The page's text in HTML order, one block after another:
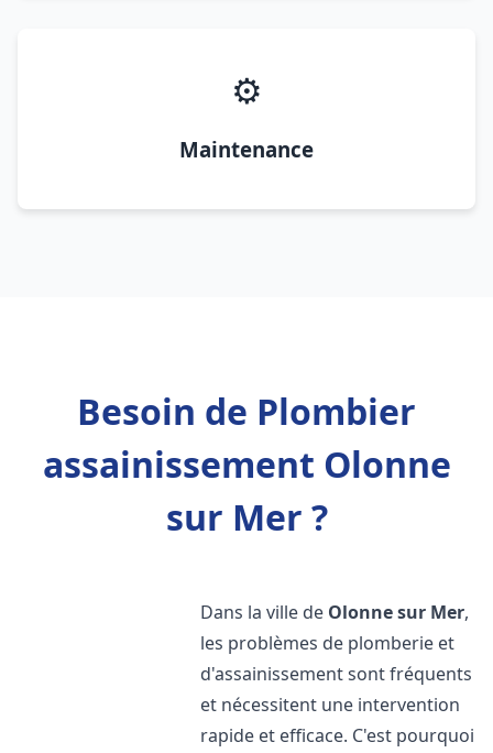
⚙️
Maintenance
Besoin de Plombier
assainissement Olonne
sur Mer ?
Dans la ville de Olonne sur Mer,
les problèmes de plomberie et
d'assainissement sont fréquents
et nécessitent une intervention
rapide et efficace. C'est pourquoi